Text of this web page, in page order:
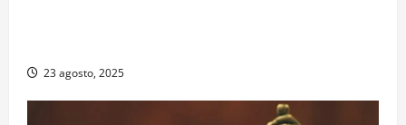
23 agosto, 2025